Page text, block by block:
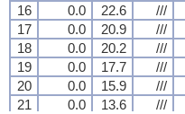
16
0.0 22.6 ///
17
0.0 20.9 ///
18
0.0 20.2 ///
19
0.0 17.7 ///
20
0.0 15.9 ///
21
0.0 13.6 ///
16
0.0 22.6 ///
17
0.0 20.9 ///
18
0.0 20.2 ///
19
0.0 17.7 ///
20
0.0 15.9 ///
21
0.0 13.6 ///
16
0.0 22.6 ///
17
0.0 20.9 ///
18
0.0 20.2 ///
19
0.0 17.7 ///
20
0.0 15.9 ///
21
0.0 13.6 ///
16
0.0 22.6 ///
17
0.0 20.9 ///
18
0.0 20.2 ///
19
0.0 17.7 ///
20
0.0 15.9 ///
21
0.0 13.6 ///